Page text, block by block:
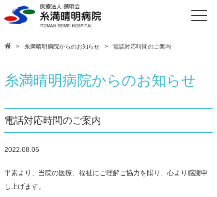
toggle
糸満晴明病院からのお知らせ 電話対応時間のご案内
糸満晴明病院からのお知らせ
電話対応時間のご案内
2022.08.05
平素より、当院の医療、福祉にご理解ご協力を賜り、心より感謝申
し上げます。